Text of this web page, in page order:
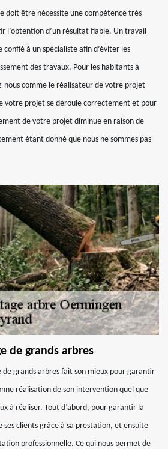
doit être nécessite une compétence très
l’obtention d’un résultat fiable. Un travail
confié à un spécialiste afin d’éviter les
des travaux. Pour les habitants à
nous comme le réalisateur de votre projet
votre projet se déroule correctement et pour
de votre projet diminue en raison de
étant donné que nous ne sommes pas
de grands arbres
grands arbres fait son mieux pour garantir
réalisation de son intervention quel que
à réaliser. Tout d’abord, pour garantir la
clients grâce à sa prestation, et ensuite
professionnelle. Ce qui nous permet de